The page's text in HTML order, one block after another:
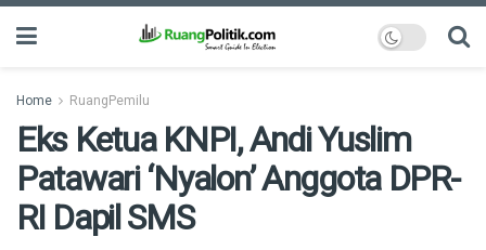
Home RuangPemilu
Eks Ketua KNPI, Andi Yuslim
Patawari ‘Nyalon’ Anggota DPR-
RI Dapil SMS